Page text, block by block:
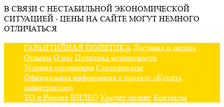
В СВЯЗИ С НЕСТАБИЛЬНОЙ ЭКОНОМИЧЕСКОЙ
СИТУАЦИЕЙ - ЦЕНЫ НА САЙТЕ МОГУТ НЕМНОГО
ОТЛИЧАТЬСЯ
ГАРАНТИЙНАЯ ПОЛИТИКА Доставка и оплата
Отзывы О нас Политика безопасности
Условия соглашения Сертификаты
Официальная информация о проекте «Купить
минитрактор»
ТО и Ремонт ВИДЕО Кредит/лизинг Контакты